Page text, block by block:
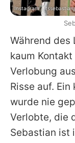
Während des
kaum
Verlobung
Risse auf.
wurde nie
Verlobte, die
Sebastian ist
Instagram /